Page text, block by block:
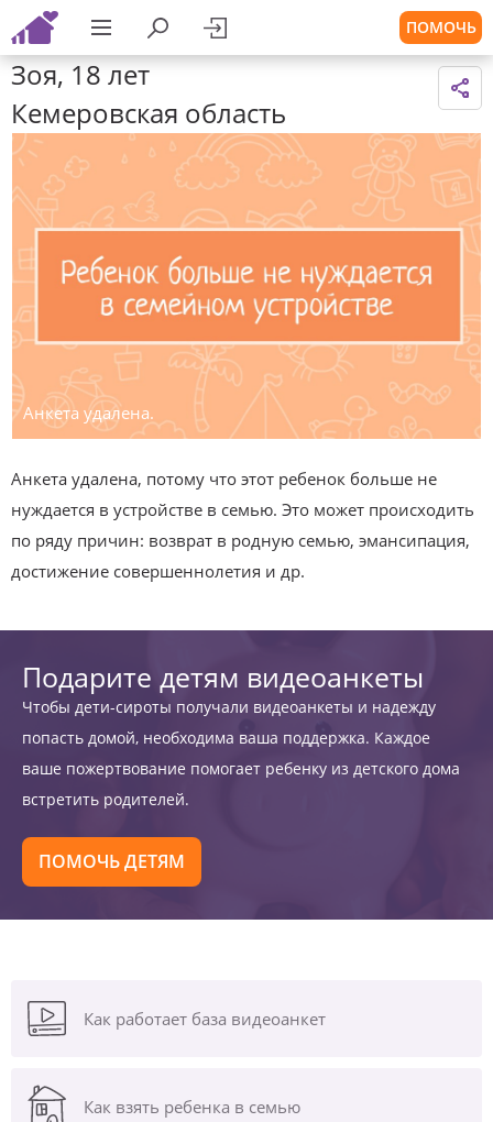
ПОМОЧЬ
Зоя, 18 лет
Кемеровская область
Анкета удалена.
Анкета удалена, потому что этот ребенок больше не
нуждается в устройстве в семью. Это может происходить
по ряду причин: возврат в родную семью, эмансипация,
достижение совершеннолетия и др.
Подарите детям видеоанкеты
Чтобы дети-сироты получали видеоанкеты и надежду
попасть домой, необходима ваша поддержка. Каждое
ваше пожертвование помогает ребенку из детского дома
встретить родителей.
ПОМОЧЬ ДЕТЯМ
Как работает база видеоанкет
Как взять ребенка в семью